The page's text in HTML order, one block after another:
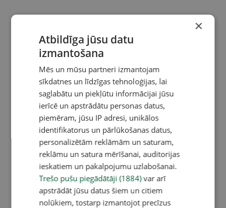
×
Atbildīga jūsu datu
izmantošana
Mēs un mūsu partneri izmantojam
sīkdatnes un līdzīgas tehnoloģijas, lai
saglabātu un piekļūtu informācijai jūsu
ierīcē un apstrādātu personas datus,
piemēram, jūsu IP adresi, unikālos
identifikatorus un pārlūkošanas datus,
personalizētām reklāmām un saturam,
reklāmu un satura mērīšanai, auditorijas
ieskatiem un pakalpojumu uzlabošanai.
Trešo pušu piegādātāji (1884)var arī
apstrādāt jūsu datus šiem un citiem
nolūkiem, tostarp izmantojot precīzus